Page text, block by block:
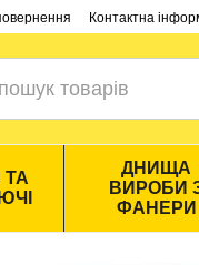
Контактна
ТА
ДНИЩА
ВИРОБИ
ФАНЕРИ